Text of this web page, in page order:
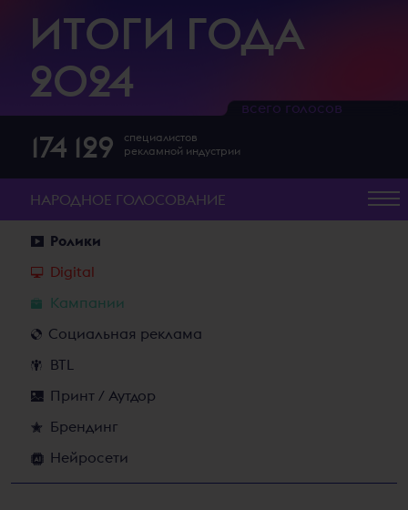
ИТОГИ ГОДА
2024
всего голосов
174 129
специалистов
рекламной индустрии
НАРОДНОЕ ГОЛОСОВАНИЕ
Ролики
Digital
Кампании
Социальная реклама
BTL
Принт / Аутдор
Брендинг
Нейросети